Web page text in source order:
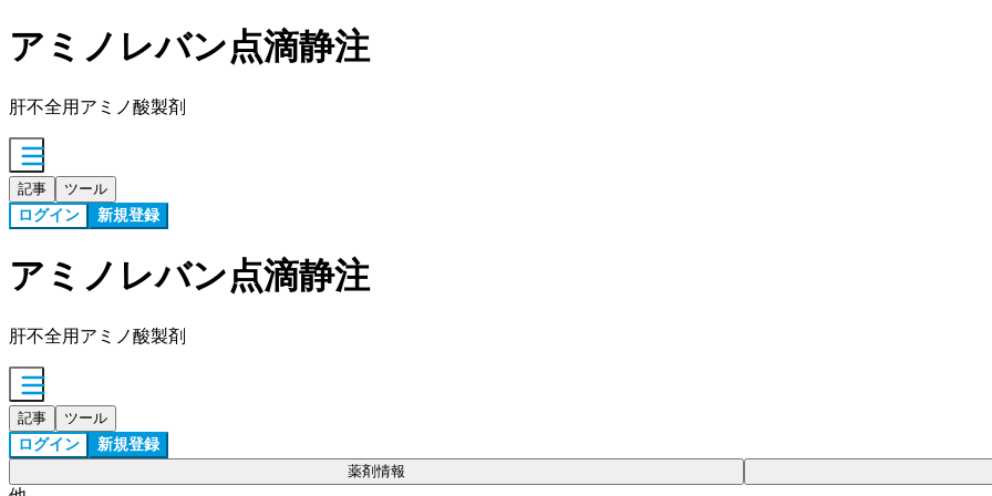
アミノレバン点滴静注
肝不全用アミノ酸製剤
記事 ツール
ログイン 新規登録
アミノレバン点滴静注
肝不全用アミノ酸製剤
記事 ツール
ログイン 新規登録
薬剤情報